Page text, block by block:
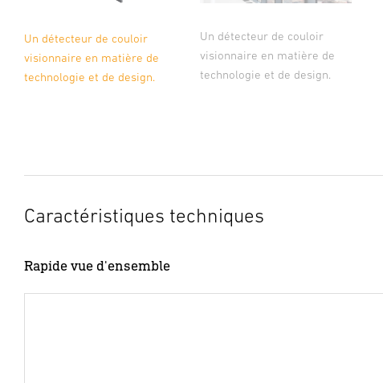
Un détecteur de couloir
visionnaire en matière de
technologie et de design.
Un détecteur de couloir
visionnaire en matière de
technologie et de design.
Caractéristiques techniques
Rapide vue d'ensemble